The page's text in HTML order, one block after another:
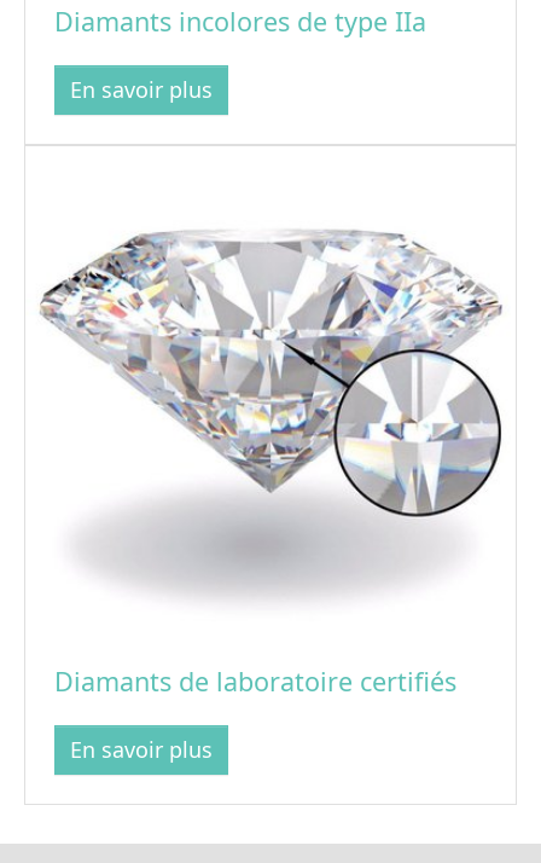
Diamants incolores de type IIa
En savoir plus
Diamants de laboratoire certifiés
En savoir plus